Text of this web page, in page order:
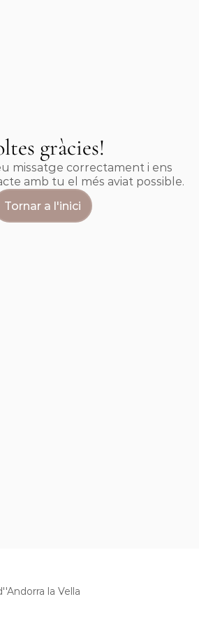
gràcies!
missatge correctament i ens
amb tu el més aviat possible.
Tornar a l'inici
la Vella